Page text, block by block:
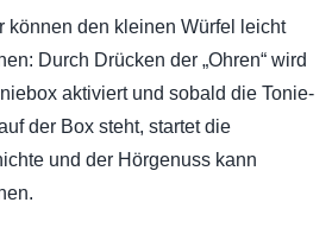
können den kleinen Würfel leicht
Durch Drücken der „Ohren“ wird
aktiviert und sobald die Tonie-
der Box steht, startet die
und der Hörgenuss kann